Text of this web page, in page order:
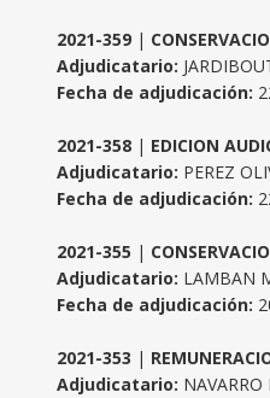
2021-359 |
Adjudicatario:
Fecha de adjudicación:
2021-358 | EDICION
Adjudicatario: PEREZ
Fecha de adjudicación:
2021-355 |
Adjudicatario: LAMBAN
Fecha de adjudicación:
2021-353 |
Adjudicatario: NAVARRO